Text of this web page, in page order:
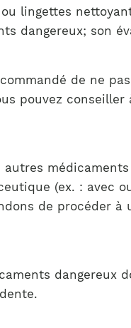
lingettes
dangereux; son
de ne
pouvez
autres
(ex. : avec
de procéder à
dangereux